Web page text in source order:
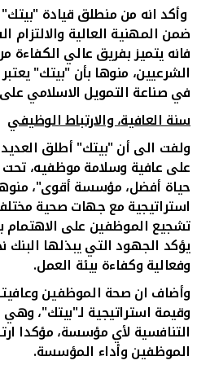
وأكد انه من منطلق قيادة "بيتك"
ضمن المهنية العالية
فانه يتميز بفريق عالي الكفاءة
الشرعيين، منوها بأن "بيتك"
في صناعة التمويل الاسلامي
سنة العافية، والارتباط الوظيفي
ولفت الى أن "بيتك" أطلق العديد
على عافية وسلامة موظفيه،
حياة أفضل، مؤسسة أقوى"،
استراتيجية مع جهات صحية
تشجيع الموظفين على الاهتمام
يؤكد الجهود التي يبذلها البنك
وفعالية وكفاءة بيئة العمل.
وأضاف ان صحة الموظفين
وقيمة استراتيجية لـ"بيتك"، وهي
التنافسية لأي مؤسسة، مؤكدا
الموظفين وأداء المؤسسة.